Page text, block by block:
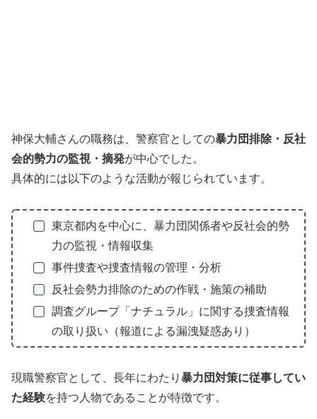
神保大輔さんの職務は、警察官としての暴力団排除・反社
会的勢力の監視・摘発が中心でした。
具体的には以下のような活動が報じられています。
東京都内を中心に、暴力団関係者や反社会的勢
力の監視・情報収集
事件捜査や捜査情報の管理・分析
反社会勢力排除のための作戦・施策の補助
調査グループ「ナチュラル」に関する捜査情報
の取り扱い（報道による漏洩疑惑あり）
現職警察官として、長年にわたり 暴力団対策に従事してい
た経験を持つ人物であることが特徴です。